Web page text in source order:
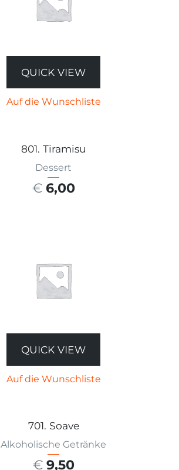
QUICK VIEW
Auf die Wunschliste
801. Tiramisu
Dessert
€ 6,00
QUICK VIEW
Auf die Wunschliste
701. Soave
Alkoholische Getränke
€ 9,50